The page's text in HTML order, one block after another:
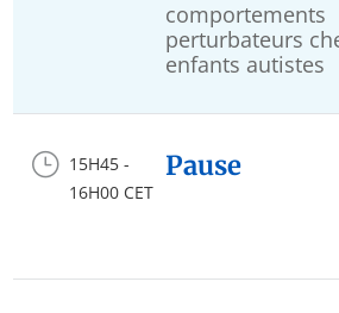
comportements
perturbateurs
enfants autistes
} 15H45 -
16H00 CET
Pause